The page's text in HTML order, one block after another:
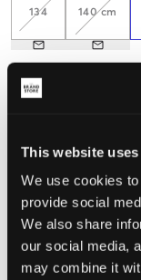
This website
We use cookies
provide social
We also share
our social media,
may combine it
134 140 cm
170 cm
Opplevd størrelse